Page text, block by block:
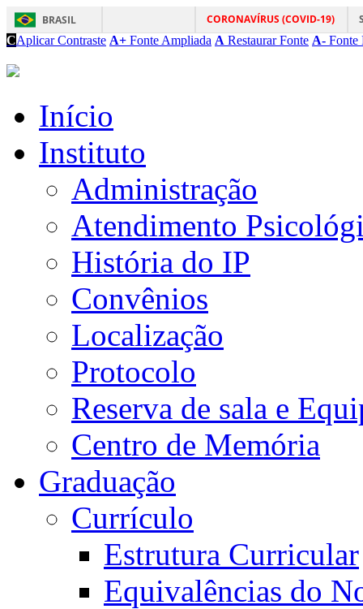
BRASIL CORONAVÍRUS (COVID-19)
CAplicar Contraste A+ Fonte Ampliada A Restaurar Fonte A- Fonte
Início
Instituto
Administração
Atendimento
História do IP
Convênios
Localização
Protocolo
Reserva de sala e
Centro de Memória
Graduação
Currículo
Estrutura Curricular
Equivalências do